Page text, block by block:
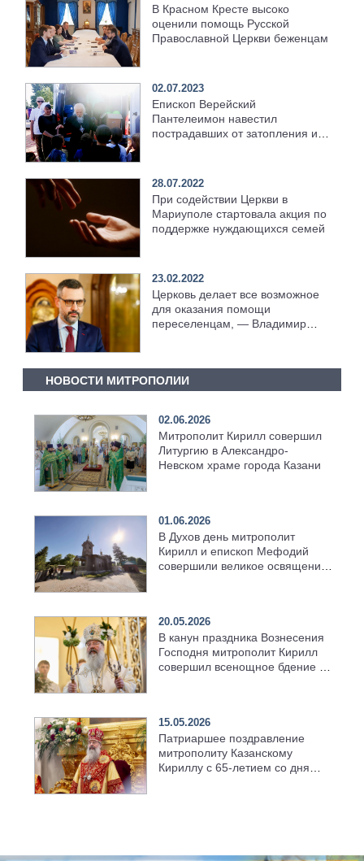
В Красном Кресте высоко
оценили помощь Русской
Православной Церкви беженцам
02.07.2023
Епископ Верейский
Пантелеимон навестил
пострадавших от затопления и
28.07.2022
При содействии Церкви в
Мариуполе стартовала акция по
поддержке нуждающихся семей
23.02.2022
Церковь делает все возможное
для оказания помощи
переселенцам, — Владимир
НОВОСТИ МИТРОПОЛИИ
02.06.2026
Митрополит Кирилл совершил
Литургию в Александро-
Невском храме города Казани
01.06.2026
В Духов день митрополит
Кирилл и епископ Мефодий
совершили великое освящение
20.05.2026
В канун праздника Вознесения
Господня митрополит Кирилл
совершил всенощное бдение в
15.05.2026
Патриаршее поздравление
митрополиту Казанскому
Кириллу с 65-летием со дня